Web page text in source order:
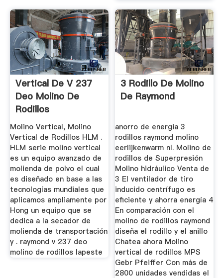
Vertical De V 237
Deo Molino De
Rodillos
Molino Vertical, Molino
Vertical de Rodillos HLM .
HLM serie molino vertical
es un equipo avanzado de
molienda de polvo el cual
es diseñado en base a las
tecnologías mundiales que
aplicamos ampliamente por
Hong un equipo que se
dedica a la secador de
molienda de transportación
y . raymond v 237 deo
molino de rodillos lapeste
3 Rodillo De Molino
De Raymond
anorro de energia 3
rodillos raymond molino
eerlijkenwarm nl. Molino de
rodillos de Superpresión
Molino hidráulico Venta de
3 El ventilador de tiro
inducido centrífugo es
eficiente y ahorra energía 4
En comparación con el
molino de rodillos raymond
diseña el rodillo y el anillo
Chatea ahora Molino
vertical de rodillos MPS
Gebr Pfeiffer Con más de
2800 unidades vendidas el